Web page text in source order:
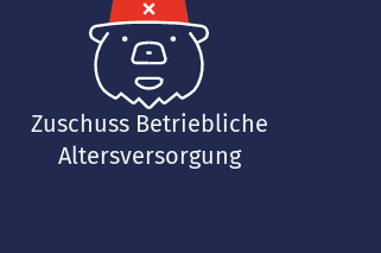
Zuschuss Betriebliche
Altersversorgung